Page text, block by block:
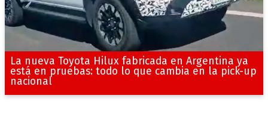
La nueva Toyota Hilux fabricada en Argentina ya
está en pruebas: todo lo que cambia en la pick-up
nacional